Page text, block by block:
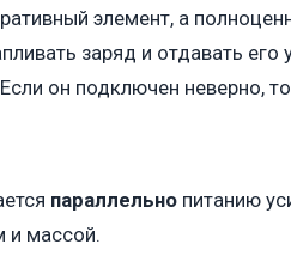
элемент, а
заряд и отдавать
он подключен неверно,
параллельно питанию
и массой.